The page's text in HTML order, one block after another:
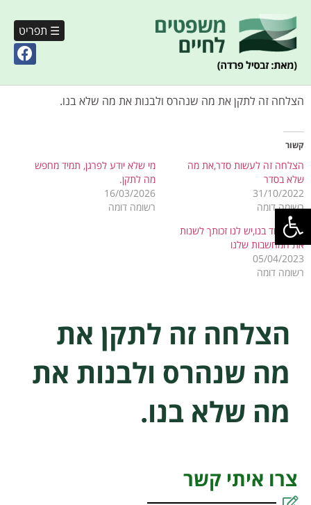
פתח סרגל נגישות
☰ תפריט
הצלחה זה לתקן את מה שנהרס ולבנות את מה שלא בנו.
קשור
הצלחה זה לעשות סדר,את מה
שלא בסדר
31/10/2022
רשומה דומה
מי שלא יודע לפרגן, תמיד מחפש
מה לתקן.
16/03/2026
רשומה דומה
מה מיוחד בנו,יש לנו זכותך לשנות
את המחשבות שלנו
05/04/2023
רשומה דומה
הצלחה זה לתקן את
מה שנהרס ולבנות את
מה שלא בנו.
צרו איתי קשר